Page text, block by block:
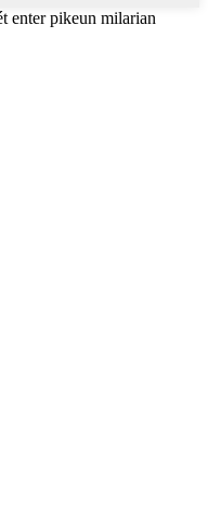
enter pikeun milarian